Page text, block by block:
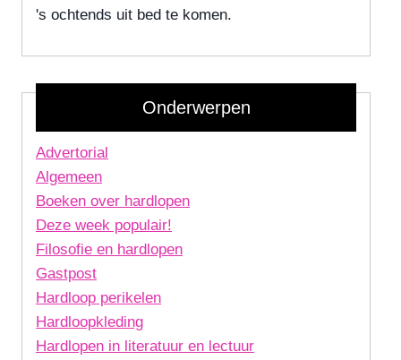
's ochtends uit bed te komen.
Onderwerpen
Advertorial
Algemeen
Boeken over hardlopen
Deze week populair!
Filosofie en hardlopen
Gastpost
Hardloop perikelen
Hardloopkleding
Hardlopen in literatuur en lectuur